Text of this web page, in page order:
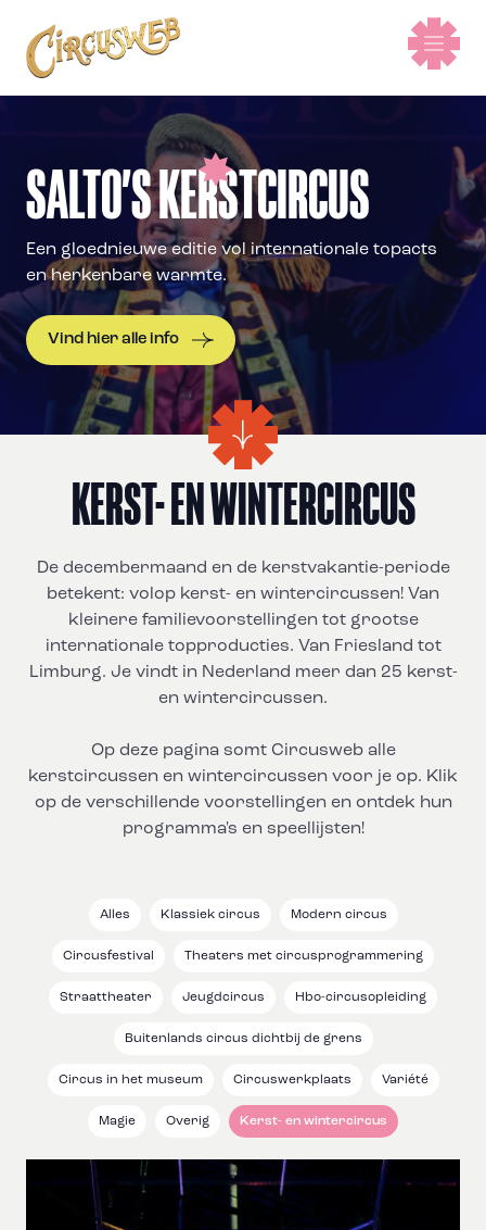
SALTO’S KERSTCIRCUS
Een gloednieuwe editie vol internationale topacts
en herkenbare warmte.
Vind hier alle info
KERST- EN WINTERCIRCUS
De decembermaand en de kerstvakantie-periode
betekent: volop kerst- en wintercircussen! Van
kleinere familievoorstellingen tot grootse
internationale topproducties. Van Friesland tot
Limburg. Je vindt in Nederland meer dan 25 kerst-
en wintercircussen.
Op deze pagina somt Circusweb alle
kerstcircussen en wintercircussen voor je op. Klik
op de verschillende voorstellingen en ontdek hun
programma's en speellijsten!
Alles Klassiek circus Modern circus
Circusfestival Theaters met circusprogrammering
Straattheater Jeugdcircus Hbo-circusopleiding
Buitenlands circus dichtbij de grens
Circus in het museum Circuswerkplaats Variété
Magie Overig Kerst- en wintercircus